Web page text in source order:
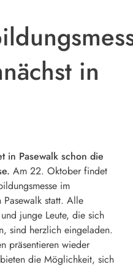
in
in Pasewalk schon die
Am 22. Oktober findet
im
Pasewalk statt. Alle
junge Leute, die sich
sind herzlich eingeladen.
präsentieren wieder
die Möglichkeit, sich